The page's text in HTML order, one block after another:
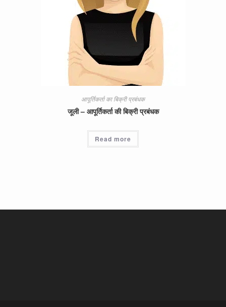
आपूर्तिकर्ता का बिक्री प्रबंधक
जूली – आपूर्तिकर्ता की बिक्री प्रबंधक
Read more